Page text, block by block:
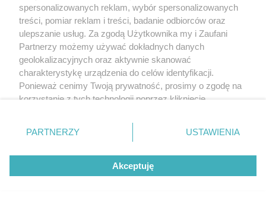
spersonalizowanych reklam, wybór spersonalizowanych
treści, pomiar reklam i treści, badanie odbiorców oraz
ulepszanie usług. Za zgodą Użytkownika my i Zaufani
Partnerzy możemy używać dokładnych danych
geolokalizacyjnych oraz aktywnie skanować
charakterystykę urządzenia do celów identyfikacji.
Ponieważ cenimy Twoją prywatność, prosimy o zgodę na
korzystanie z tych technologii poprzez kliknięcie
zmienić/wycofać klikając przycisk ustawień prywatności
znajdujący się w lewym dolnym rogu strony
rodzaje przetwarzania danych nie wymagają zgody
użytkownika, ale masz prawo sprzeciwić się takiemu
przetwarzaniu. Preferencje będą miały zastosowanie tylko
PARTNERZY USTAWIENIA
Akceptuję